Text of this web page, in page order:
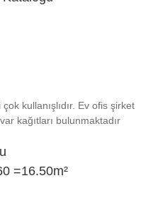
kullanışlıdır. Ev ofis şirket
kağıtları bulunmaktadır
=16.50m²